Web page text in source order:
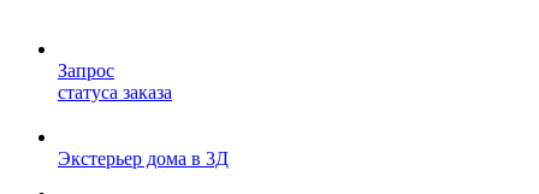
Запрос
статуса заказа
Экстерьер дома в 3Д